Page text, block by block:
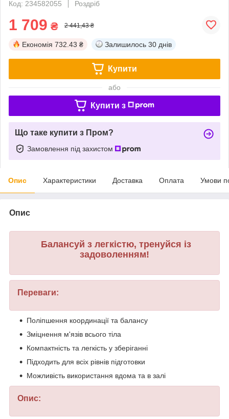
Код: 234582055
Роздріб
1 709 ₴ 2 441,43 ₴
Економія 732.43 ₴ Залишилось 30 днів
Купити
або
Купити з
Що таке купити з Пром?
Замовлення під захистом
Опис Характеристики Доставка Оплата Умови
Опис
Балансуй з легкістю, тренуйся із
задоволенням!
Переваги:
Поліпшення координації та балансу
Зміцнення м'язів всього тіла
Компактність та легкість у зберіганні
Підходить для всіх рівнів підготовки
Можливість використання вдома та в залі
Опис: